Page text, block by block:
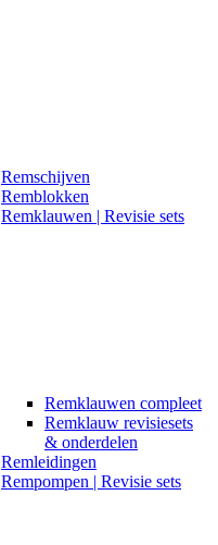
Remschijven
Remblokken
Remklauwen | Revisie sets
Remklauwen compleet
Remklauw revisiesets
& onderdelen
Remleidingen
Rempompen | Revisie sets